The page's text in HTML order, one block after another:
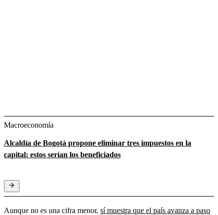
Macroeconomía
Alcaldía de Bogotá propone eliminar tres impuestos en la
capital: estos serían los beneficiados
Aunque no es una cifra menor, sí muestra que el país avanza a paso